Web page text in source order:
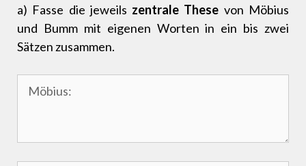
a) Fasse die jeweils zentrale These von Möbius
und Bumm mit eigenen Worten in ein bis zwei
Sätzen zusammen.